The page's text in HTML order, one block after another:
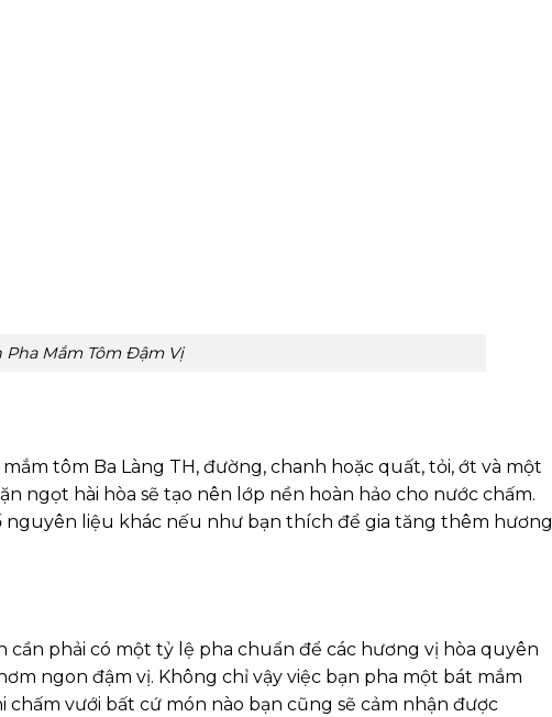
Pha Mắm Tôm Đậm Vị
tôm Ba Làng TH, đường, chanh hoặc quất, tỏi, ớt và một
ngọt hài hòa sẽ tạo nên lớp nền hoàn hảo cho nước chấm.
liệu khác nếu như bạn thích để gia tăng thêm hương
phải có một tỷ lệ pha chuẩn để các hương vị hòa quyên
ngon đậm vị. Không chỉ vậy việc bạn pha một bát mắm
vưới bất cứ món nào bạn cũng sẽ cảm nhận được